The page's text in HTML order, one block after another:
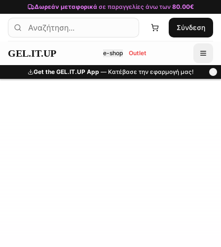
Μετάβαση στο κύριο περιεχόμενο
Δωρεάν μεταφορικάσε παραγγελίες άνω των 80.00€
Σύνδεση
GEL.IT.UP e-shop Outlet
Get the GEL.IT.UP App — Κατέβασε την εφαρμογή μας!